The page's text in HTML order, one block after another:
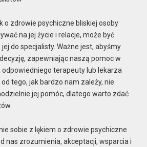
o zdrowie psychiczne bliskiej osoby
na jej życie i relacje, może być
do specjalisty. Ważne jest, abyśmy
zapewniając naszą pomoc w
terapeuty lub lekarza
tego, jak bardzo nam zależy, nie
jej pomóc, dlatego warto zdać
sobie z lękiem o zdrowie psychiczne
nas zrozumienia, akceptacji, wsparcia i